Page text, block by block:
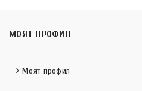
МОЯТ ПРОФИЛ
Моят профил